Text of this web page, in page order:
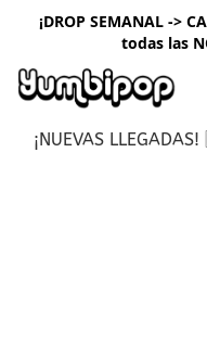
¡DROP SEMANAL ->
todas las
¡NUEVAS LLEGADAS!